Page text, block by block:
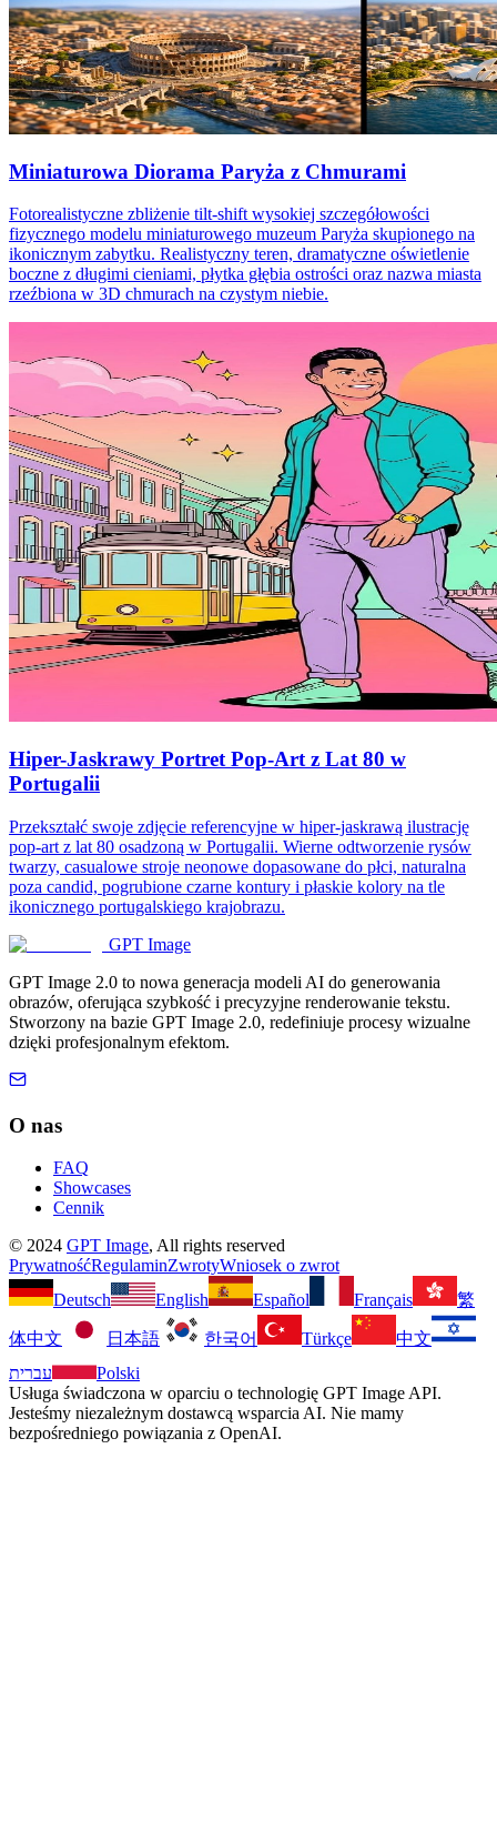
Miniaturowa Diorama Paryża z Chmurami
Fotorealistyczne zbliżenie tilt-shift wysokiej szczegółowości
fizycznego modelu miniaturowego muzeum Paryża skupionego na
ikonicznym zabytku. Realistyczny teren, dramatyczne oświetlenie
boczne z długimi cieniami, płytka głębia ostrości oraz nazwa miasta
rzeźbiona w 3D chmurach na czystym niebie.
Hiper-Jaskrawy Portret Pop-Art z Lat 80 w
Portugalii
Przekształć swoje zdjęcie referencyjne w hiper-jaskrawą ilustrację
pop-art z lat 80 osadzoną w Portugalii. Wierne odtworzenie rysów
twarzy, casualowe stroje neonowe dopasowane do płci, naturalna
poza candid, pogrubione czarne kontury i płaskie kolory na tle
ikonicznego portugalskiego krajobrazu.
GPT Image
GPT Image 2.0 to nowa generacja modeli AI do generowania
obrazów, oferująca szybkość i precyzyjne renderowanie tekstu.
Stworzony na bazie GPT Image 2.0, redefiniuje procesy wizualne
dzięki profesjonalnym efektom.
O nas
FAQ
Showcases
Cennik
© 2024 GPT Image, All rights reserved
PrywatnośćRegulaminZwrotyWniosek o zwrot
Deutsch
English Español Français 繁
体中文 日本語 한국어 Türkçe
中文
עברית
Polski
Usługa świadczona w oparciu o technologię GPT Image API.
Jesteśmy niezależnym dostawcą wsparcia AI. Nie mamy
bezpośredniego powiązania z OpenAI.